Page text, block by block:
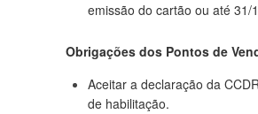
emissão do cartão ou até 31/
Obrigações dos Pontos de
Aceitar a declaração da
de habilitação.